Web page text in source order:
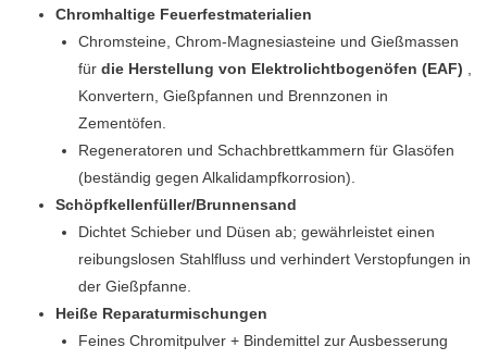
Chromhaltige Feuerfestmaterialien
Chromsteine, Chrom-Magnesiasteine ​​und Gießmassen
für die Herstellung von Elektrolichtbogenöfen (EAF) ,
Konvertern, Gießpfannen und Brennzonen in
Zementöfen.
Regeneratoren und Schachbrettkammern für Glasöfen
(beständig gegen Alkalidampfkorrosion).
Schöpfkellenfüller/Brunnensand
Dichtet Schieber und Düsen ab; gewährleistet einen
reibungslosen Stahlfluss und verhindert Verstopfungen in
der Gießpfanne.
Heiße Reparaturmischungen
Feines Chromitpulver + Bindemittel zur Ausbesserung